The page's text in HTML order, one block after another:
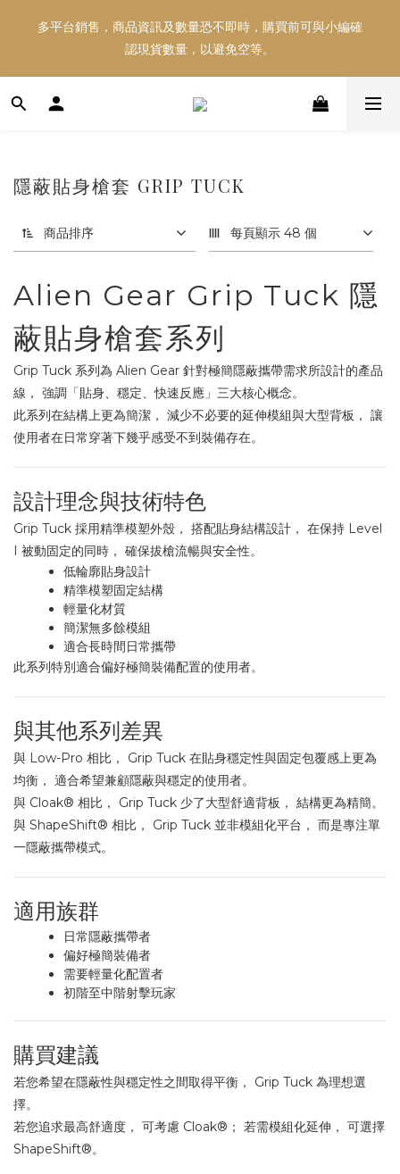
多平台銷售，商品資訊及數量恐不即時，購買前可與小編確
認現貨數量，以避免空等。
多平台銷售，商品資訊及數量恐不即時，購買前可與小編確
認現貨數量，以避免空等。
好東西跟好朋友分享～推薦好友一同享100元購物金！！！
多平台銷售，商品資訊及數量恐不即時，購買前可與小編確
隱蔽貼身槍套 GRIP TUCK
商品排序 每頁顯示 48 個
Alien Gear Grip Tuck 隱
蔽貼身槍套系列
Grip Tuck 系列為 Alien Gear 針對極簡隱蔽攜帶需求所設計的產品
線， 強調「貼身、穩定、快速反應」三大核心概念。
此系列在結構上更為簡潔， 減少不必要的延伸模組與大型背板， 讓
使用者在日常穿著下幾乎感受不到裝備存在。
設計理念與技術特色
Grip Tuck 採用精準模塑外殼， 搭配貼身結構設計， 在保持 Level
I 被動固定的同時， 確保拔槍流暢與安全性。
低輪廓貼身設計
精準模塑固定結構
輕量化材質
簡潔無多餘模組
適合長時間日常攜帶
此系列特別適合偏好極簡裝備配置的使用者。
與其他系列差異
與 Low-Pro 相比， Grip Tuck 在貼身穩定性與固定包覆感上更為
均衡， 適合希望兼顧隱蔽與穩定的使用者。
與 Cloak® 相比， Grip Tuck 少了大型舒適背板， 結構更為精簡。
與 ShapeShift® 相比， Grip Tuck 並非模組化平台， 而是專注單
一隱蔽攜帶模式。
適用族群
日常隱蔽攜帶者
偏好極簡裝備者
需要輕量化配置者
初階至中階射擊玩家
購買建議
若您希望在隱蔽性與穩定性之間取得平衡， Grip Tuck 為理想選
擇。
若您追求最高舒適度， 可考慮 Cloak®； 若需模組化延伸， 可選擇
ShapeShift®。